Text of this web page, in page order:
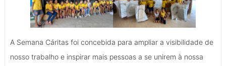
A Semana Cáritas foi concebida para ampliar a visibilidade de
nosso trabalho e inspirar mais pessoas a se unirem à nossa